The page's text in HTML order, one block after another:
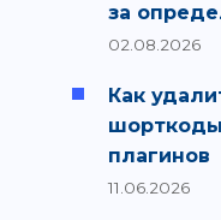
за
02.08.2026
Как
шорткоды
плагинов
11.06.2026